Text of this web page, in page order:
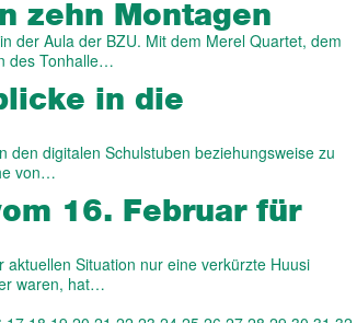
zehn Montagen
der Aula der BZU. Mit dem Merel Quartet, dem
des Tonhalle…
in die
den digitalen Schulstuben beziehungsweise zu
von…
16. Februar für
Situation nur eine verkürzte Huusi
waren, hat…